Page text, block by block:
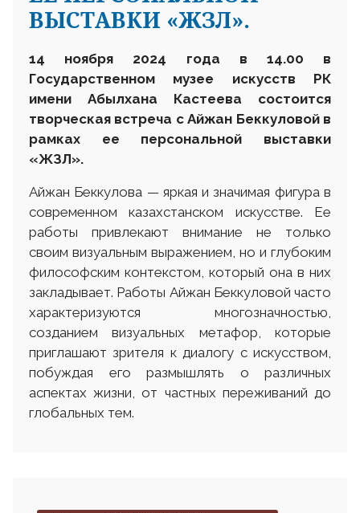
ВЫСТАВКИ «ЖЗЛ».
14 ноября 2024 года в 14.00 в
Государственном музее искусств РК
имени Абылхана Кастеева состоится
творческая встреча с Айжан Беккуловой в
рамках ее персональной выставки
«ЖЗЛ».
Айжан Беккулова — яркая и значимая фигура в
современном казахстанском искусстве. Ее
работы привлекают внимание не только
своим визуальным выражением, но и глубоким
философским контекстом, который она в них
закладывает. Работы Айжан Беккуловой часто
характеризуются многозначностью,
созданием визуальных метафор, которые
приглашают зрителя к диалогу с искусством,
побуждая его размышлять о различных
аспектах жизни, от частных переживаний до
глобальных тем.